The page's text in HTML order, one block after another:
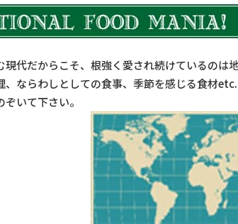
現代だからこそ、根強く愛され続けているのは
、ならわしとしての食事、季節を感じる食材
いて下さい。